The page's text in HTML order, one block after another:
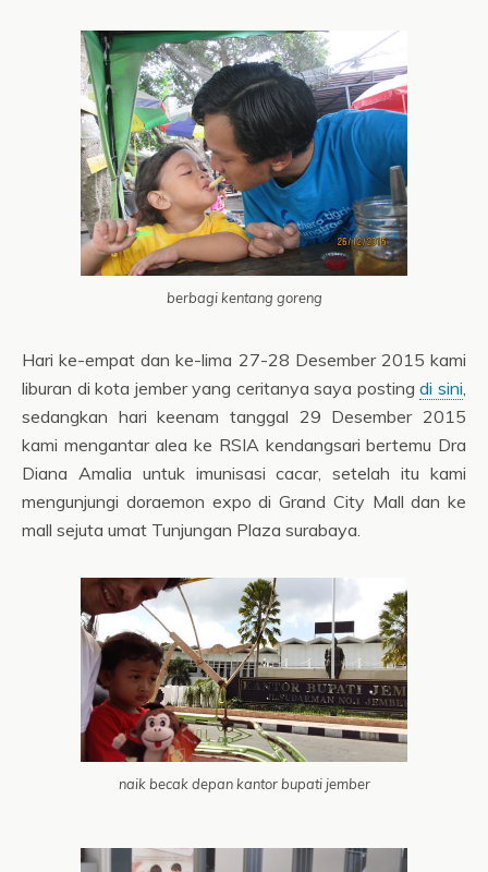
berbagi kentang goreng
Hari ke-empat dan ke-lima 27-28 Desember 2015 kami
liburan di kota jember yang ceritanya saya posting di sini
sedangkan hari keenam tanggal 29 Desember 2015
kami mengantar alea ke RSIA kendangsari bertemu Dra
Diana Amalia untuk imunisasi cacar, setelah itu kami
mengunjungi doraemon expo di Grand City Mall dan ke
mall sejuta umat Tunjungan Plaza surabaya.
naik becak depan kantor bupati jember